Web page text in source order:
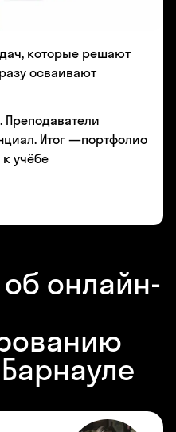
которые решают
осваивают
Преподаватели
Итог —портфолио
учёбе
об онлайн-